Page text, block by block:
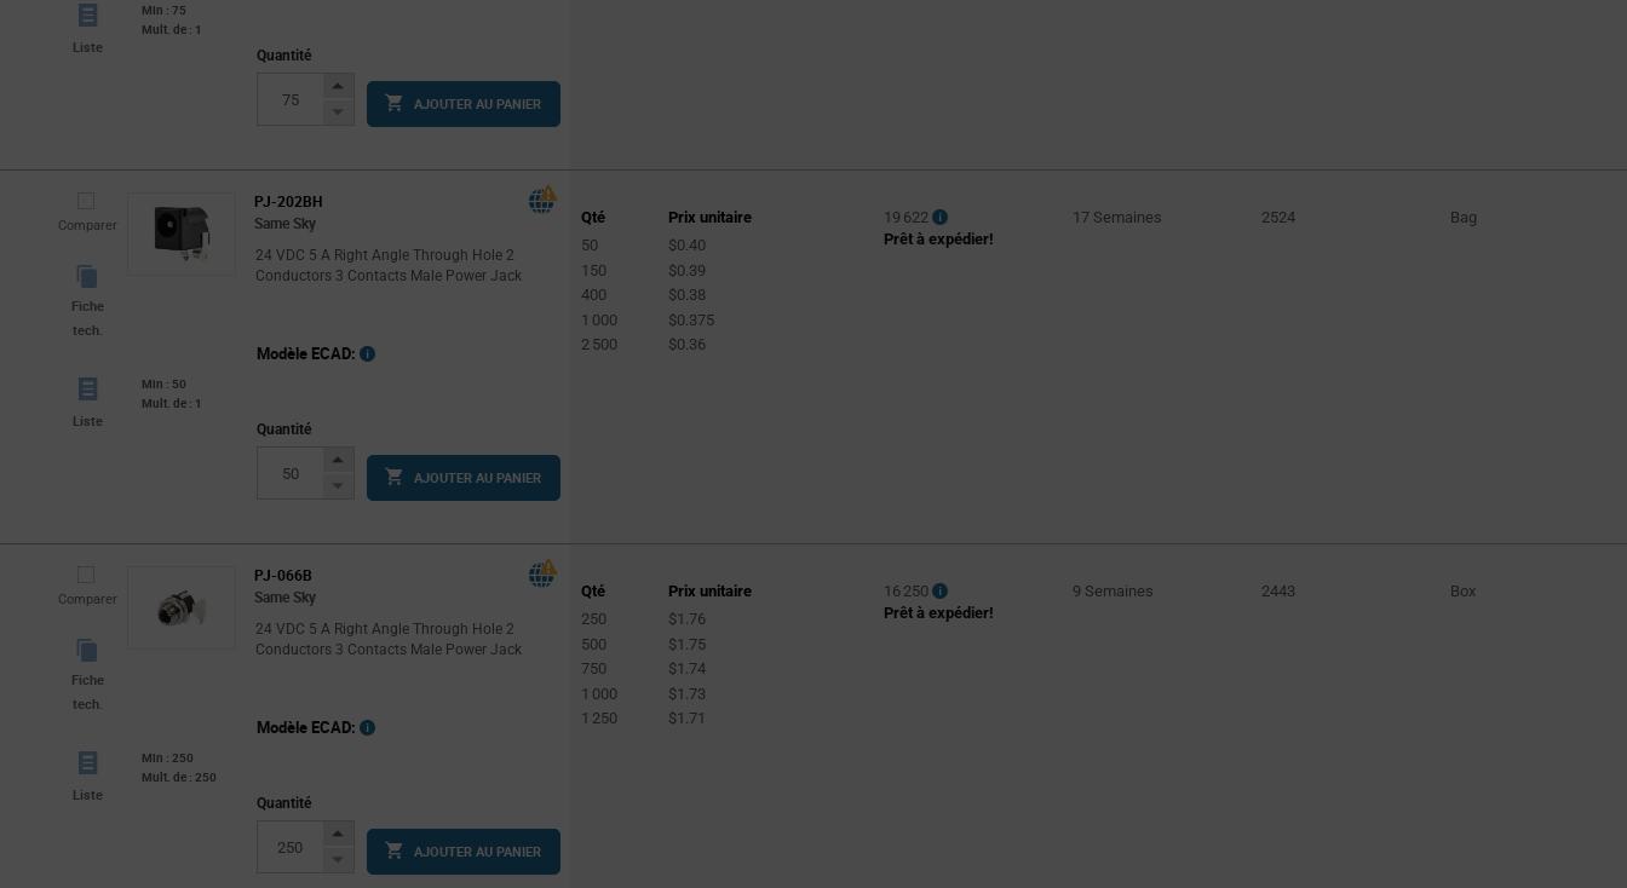
Liste
Min : 75
Mult. de : 1
Quantité
Increase
Button
Decrease
AJOUTER AU PANIER
Comparer
Fiche
tech.
PJ-202BH
Same Sky
24 VDC 5 A Right Angle Through Hole 2
Conductors 3 Contacts Male Power Jack
Liste
Min : 50
Mult. de : 1
Modèle ECAD:
Quantité
Increase
Button
Decrease
AJOUTER AU PANIER
Qté
Prix unitaire
50
$0.40
150
$0.39
400
$0.38
1 000
$0.375
2 500
$0.36
19 622
Prêt à expédier!
17 Semaines 2524 Bag
Comparer
Fiche
tech.
PJ-066B
Same Sky
24 VDC 5 A Right Angle Through Hole 2
Conductors 3 Contacts Male Power Jack
Liste
Min : 250
Mult. de : 250
Modèle ECAD:
Quantité
Increase
Button
Decrease
AJOUTER AU PANIER
Qté
Prix unitaire
250
$1.76
500
$1.75
750
$1.74
1 000
$1.73
1 250
$1.71
16 250
Prêt à expédier!
9 Semaines 2443 Box